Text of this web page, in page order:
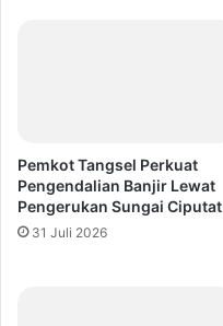
Pemkot Tangsel Perkuat
Pengendalian Banjir Lewat
Pengerukan Sungai Ciputat
31 Juli 2026